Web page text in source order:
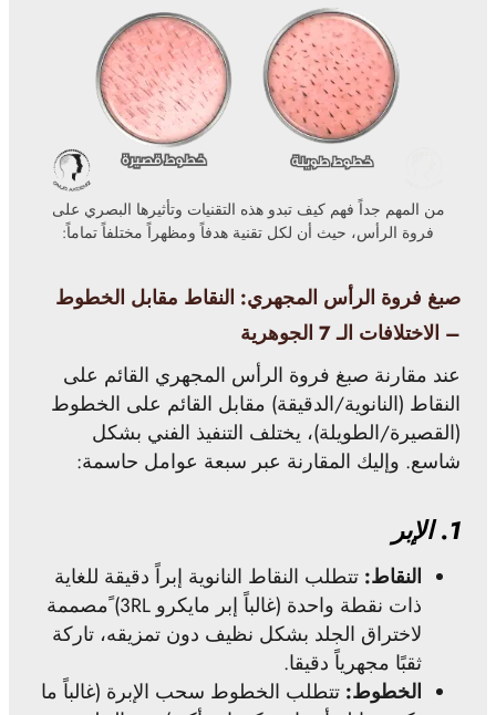
من المهم جداً فهم كيف تبدو هذه التقنيات وتأثيرها البصري على
فروة الرأس، حيث أن لكل تقنية هدفاً ومظهراً مختلفاً تماماً:
صبغ فروة الرأس المجهري: النقاط مقابل الخطوط
– الاختلافات الـ 7 الجوهرية
عند مقارنة صبغ فروة الرأس المجهري القائم على
النقاط (النانوية/الدقيقة) مقابل القائم على الخطوط
(القصيرة/الطويلة)، يختلف التنفيذ الفني بشكل
شاسع. وإليك المقارنة عبر سبعة عوامل حاسمة:
1. الإبر
النقاط: تتطلب النقاط النانوية إبراً دقيقة للغاية
ذات نقطة واحدة (غالباً إبر مايكرو 3RL) ًمصممة
لاختراق الجلد بشكل نظيف دون تمزيقه، تاركة
ثقبًا مجهرياً دقيقا.
الخطوط: تتطلب الخطوط سحب الإبرة (غالباً ما